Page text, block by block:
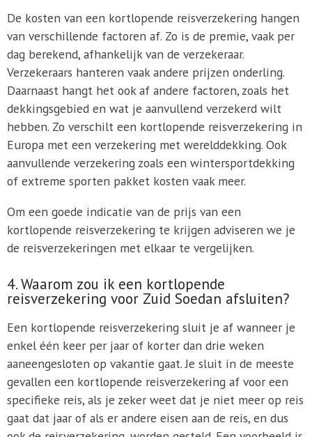
De kosten van een kortlopende reisverzekering hangen
van verschillende factoren af. Zo is de premie, vaak per
dag berekend, afhankelijk van de verzekeraar.
Verzekeraars hanteren vaak andere prijzen onderling.
Daarnaast hangt het ook af andere factoren, zoals het
dekkingsgebied en wat je aanvullend verzekerd wilt
hebben. Zo verschilt een kortlopende reisverzekering in
Europa met een verzekering met werelddekking. Ook
aanvullende verzekering zoals een wintersportdekking
of extreme sporten pakket kosten vaak meer.
Om een goede indicatie van de prijs van een
kortlopende reisverzekering te krijgen adviseren we je
de reisverzekeringen met elkaar te vergelijken.
4. Waarom zou ik een kortlopende
reisverzekering voor Zuid Soedan afsluiten?
Een kortlopende reisverzekering sluit je af wanneer je
enkel één keer per jaar of korter dan drie weken
aaneengesloten op vakantie gaat. Je sluit in de meeste
gevallen een kortlopende reisverzekering af voor een
specifieke reis, als je zeker weet dat je niet meer op reis
gaat dat jaar of als er andere eisen aan de reis, en dus